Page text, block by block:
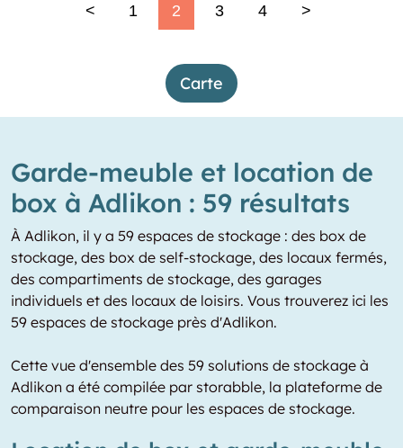
< 1 2 3 4 >
Carte
Garde-meuble et location de
box à Adlikon : 59 résultats
À Adlikon, il y a 59 espaces de stockage : des box de
stockage, des box de self-stockage, des locaux fermés,
des compartiments de stockage, des garages
individuels et des locaux de loisirs. Vous trouverez ici les
59 espaces de stockage près d'Adlikon.
Cette vue d'ensemble des 59 solutions de stockage à
Adlikon a été compilée par storabble, la plateforme de
comparaison neutre pour les espaces de stockage.